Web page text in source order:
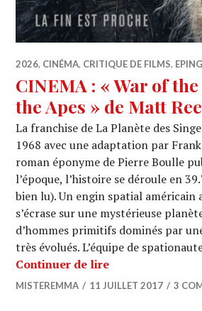
2026, CINÉMA, CRITIQUE DE FILMS,
CINEMA : « War of
the Apes » de Matt
La franchise de La Planète des
1968 avec une adaptation par
roman éponyme de Pierre Boulle
l’époque, l’histoire se déroule en
bien lu). Un engin spatial américain
s’écrase sur une mystérieuse
d’hommes primitifs dominés par
très évolués. L’équipe de
Continuer de lireCINEMA : «
MISTEREMMA 11 JUILLET 2017 3